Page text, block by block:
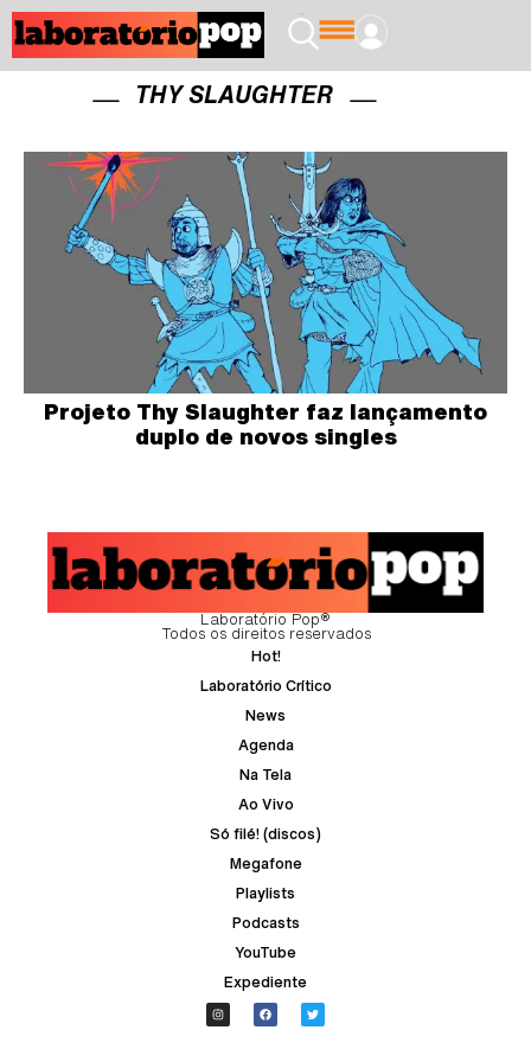
THY SLAUGHTER
Projeto Thy Slaughter faz lançamento
duplo de novos singles
Laboratório Pop®
Todos os direitos reservados
Hot!
Laboratório Crítico
News
Agenda
Na Tela
Ao Vivo
Só filé! (discos)
Megafone
Playlists
Podcasts
YouTube
Expediente